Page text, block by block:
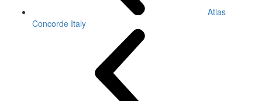
Atlas
Concorde Italy